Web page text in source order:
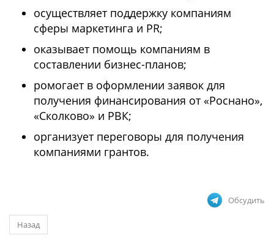
осуществляет поддержку компаниям
сферы маркетинга и PR;
оказывает помощь компаниям в
составлении бизнес-планов;
ромогает в оформлении заявок для
получения финансирования от «Роснано»,
«Сколково» и РВК;
организует переговоры для получения
компаниями грантов.
Обсудить
Назад